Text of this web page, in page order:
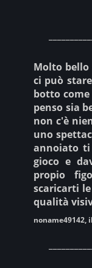
Molto
ci può
botto
penso sia
non c'è
uno
annoiato ti
gioco e
propio
scaricarti
qualità
noname49142,